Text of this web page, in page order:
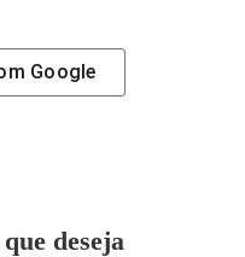
Google
deseja